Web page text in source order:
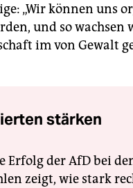
„Wir können uns
und so wachsen
im von Gewalt
stärken
Erfolg der AfD bei
zeigt, wie stark